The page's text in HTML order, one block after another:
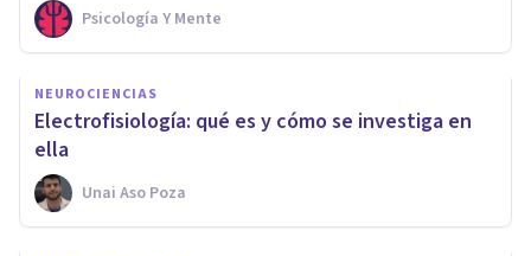
Psicología Y Mente
NEUROCIENCIAS
Electrofisiología: qué es y cómo se investiga en
ella
Unai Aso Poza